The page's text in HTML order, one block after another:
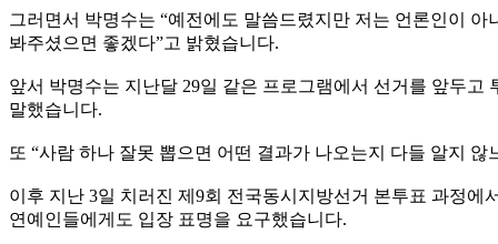
그러면서 박명수는 “예전에도 말씀드렸지만 저는 언론인이
봐주셨으면 좋겠다”고 밝혔습니다.
앞서 박명수는 지난달 29일 같은 프로그램에서 선거를 앞두고
말했습니다.
또 “사람 하나 잘못 뽑으면 어떤 결과가 나오는지 다들 알지
이후 지난 3일 치러진 제9회 전국동시지방선거 본투표 과정
연예인들에게도 입장 표명을 요구했습니다.